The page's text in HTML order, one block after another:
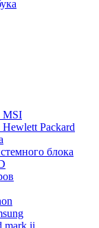
MSI
Packard
блока
mark ii